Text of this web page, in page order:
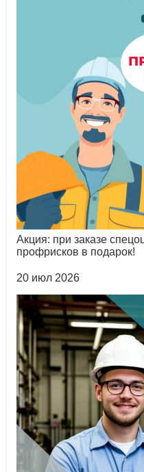
Акция: при заказе
профрисков в подарок!
20 июл 2026